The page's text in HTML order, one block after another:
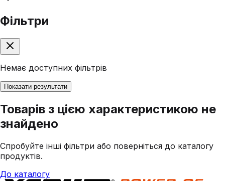
Фільтри
Немає доступних фільтрів
Показати результати
Товарів з цією характеристикою не
знайдено
Спробуйте інші фільтри або поверніться до каталогу
продуктів.
До каталогу